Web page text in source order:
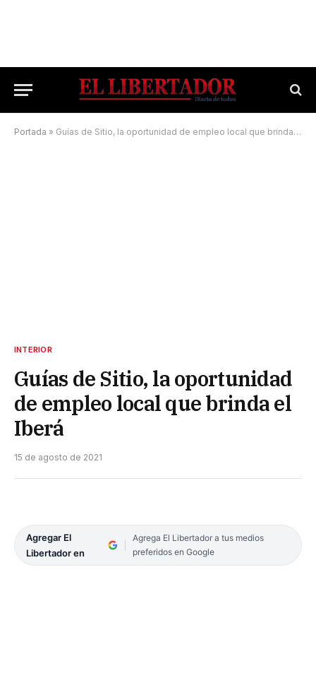
Portada » Guías de Sitio, la oportunidad de empleo local que brinda el Iberá
INTERIOR
Guías de Sitio, la oportunidad
de empleo local que brinda el
Iberá
15 de agosto de 2021
Agregar El
Libertador en
Agrega El Libertador a tus medios
preferidos en Google